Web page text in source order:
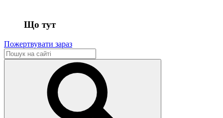
Що тут
Пожертвувати зараз